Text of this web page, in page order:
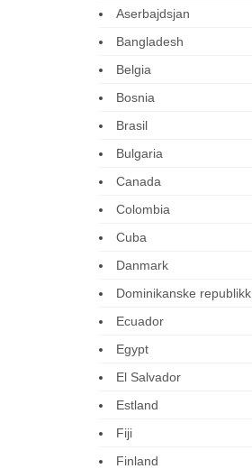
Aserbajdsjan
Bangladesh
Belgia
Bosnia
Brasil
Bulgaria
Canada
Colombia
Cuba
Danmark
Dominikanske republikk
Ecuador
Egypt
El Salvador
Estland
Fiji
Finland